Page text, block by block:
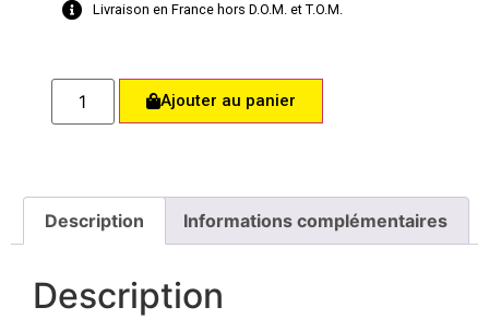
Livraison en France hors D.O.M. et T.O.M.
Ajouter au panier
Description Informations complémentaires
Description